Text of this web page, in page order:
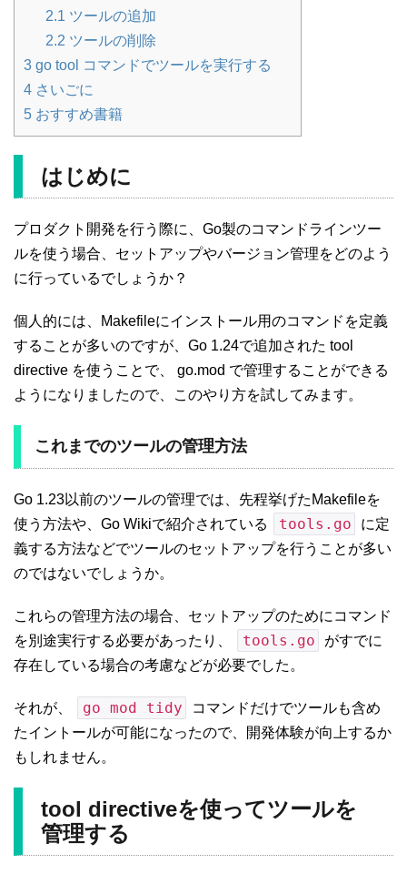
2.1 ツールの追加
2.2 ツールの削除
3 go tool コマンドでツールを実行する
4 さいごに
5 おすすめ書籍
はじめに
プロダクト開発を行う際に、Go製のコマンドラインツー
ルを使う場合、セットアップやバージョン管理をどのよう
に行っているでしょうか？
個人的には、Makefileにインストール用のコマンドを定義
することが多いのですが、Go 1.24で追加された tool
directive を使うことで、 go.mod で管理することができる
ようになりましたので、このやり方を試してみます。
これまでのツールの管理方法
Go 1.23以前のツールの管理では、先程挙げたMakefileを
使う方法や、Go Wikiで紹介されている
tools.go
に定
義する方法などでツールのセットアップを行うことが多い
のではないでしょうか。
これらの管理方法の場合、セットアップのためにコマンド
を別途実行する必要があったり、
tools.go
がすでに
存在している場合の考慮などが必要でした。
それが、 go mod tidy
コマンドだけでツールも含め
たイントールが可能になったので、開発体験が向上するか
もしれません。
tool directiveを使ってツールを
管理する